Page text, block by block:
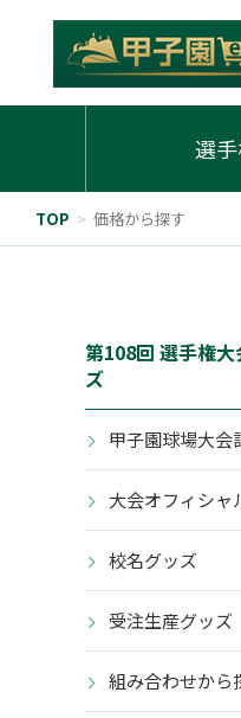
選
TOP > 価格から探す
第108回 選手権大
ズ
甲子園球場大会
大会オフィシャ
校名グッズ
受注生産グッズ
組み合わせから